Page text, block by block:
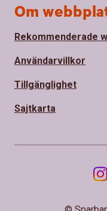
Om
Rekommenderade
Användarvillkor
Tillgänglighet
Sajtkarta